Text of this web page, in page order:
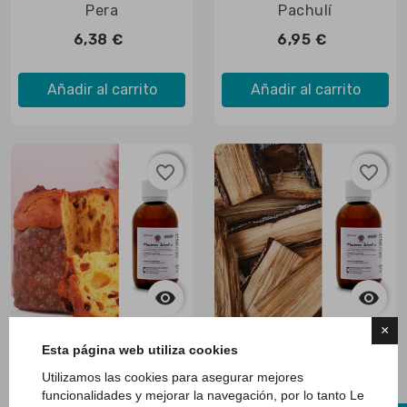
×
Esta página web utiliza cookies
Utilizamos las cookies para asegurar mejores
funcionalidades y mejorar la navegación, por lo tanto Le
Vista rápida
Pera
6,38 €
Añadir al carrito
Vista rápida
Pachulí
6,95 €
Añadir al carrito

favorite_border
favorite_border
Panettone
6,23 €

favorite_border
favorite_border
7,49 €